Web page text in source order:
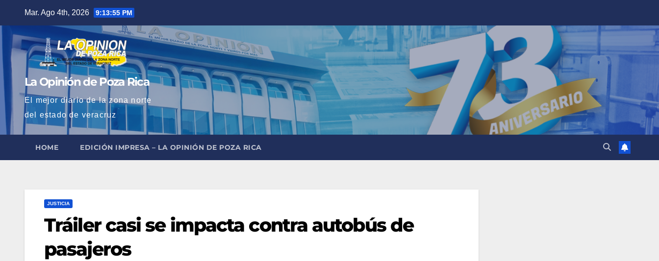
contenido
Mar. Ago 4th, 2026 9:13:56 PM
La Opinión de Poza Rica
El mejor diario de la zona norte
del estado de veracruz
HOME EDICIÓN IMPRESA – LA OPINIÓN DE POZA RICA
JUSTICIA
Tráiler casi se impacta contra autobús de
pasajeros